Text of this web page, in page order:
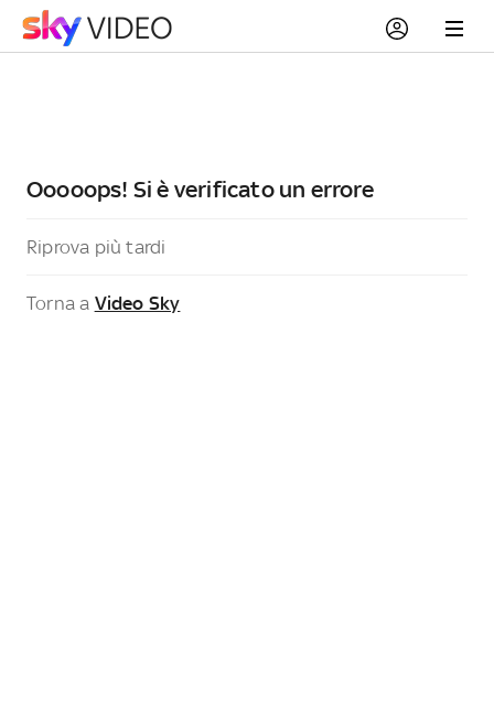
Ooooops! Si è verificato un errore
Riprova più tardi
Torna a Video Sky